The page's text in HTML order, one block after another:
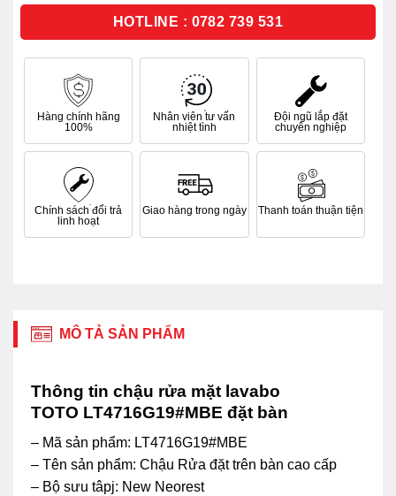
sao
HOTLINE : 0782 739 531
Hàng chính hãng
100%
Nhân viên tư vấn
nhiệt tình
Đội ngũ lắp đặt
chuyên nghiệp
Chính sách đổi trả
linh hoạt
Giao hàng trong ngày Thanh toán thuận tiện
MÔ TẢ SẢN PHẨM
Thông tin chậu rửa mặt lavabo
TOTO LT4716G19#MBE đặt bàn
– Mã sản phẩm: LT4716G19#MBE
– Tên sản phẩm: Chậu Rửa đặt trên bàn cao cấp
– Bộ sưu tâpj: New Neorest